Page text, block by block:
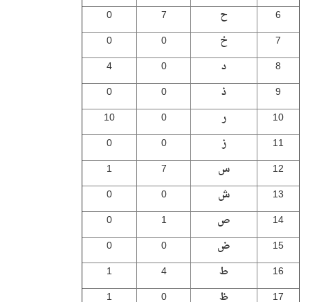
6
ح 7
0
7
خ 0
0
8
د 0
4
9
ذ 0
0
10
ر 0
10
11
ز 0
0
12
س 7
1
13
ش 0
0
14
ص 1
0
15
ض 0
0
16
ط 4
1
17
ظ 0
1